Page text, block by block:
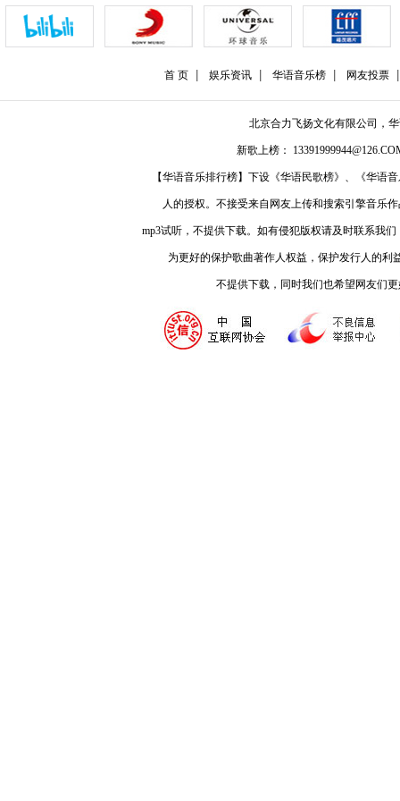
首 页 娱乐资讯 华语音乐榜 网友投票
北京合力飞扬文化有限公司，
新歌上榜：
【华语音乐排行榜】下设《华语民歌榜》、《华语
人的授权。不接受来自网友上传和搜索引擎音乐
mp3试听，不提供下载。如有侵犯版权请及时联系我
为更好的保护歌曲著作人权益，保护发行人的
不提供下载，同时我们也希望网友们